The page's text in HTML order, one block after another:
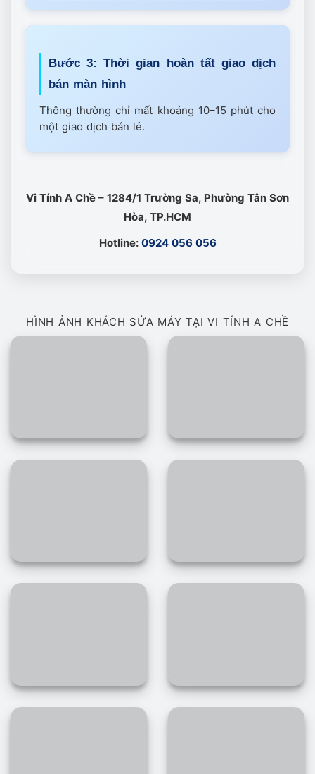
Bước 3: Thời gian hoàn tất giao dịch
bán màn hình
Thông thường chỉ mất khoảng 10–15 phút cho
một giao dịch bán lẻ.
Vi Tính A Chề – 1284/1 Trường Sa, Phường Tân Sơn
Hòa, TP.HCM
Hotline: 0924 056 056
HÌNH ẢNH KHÁCH SỬA MÁY TẠI VI TÍNH A CHỀ